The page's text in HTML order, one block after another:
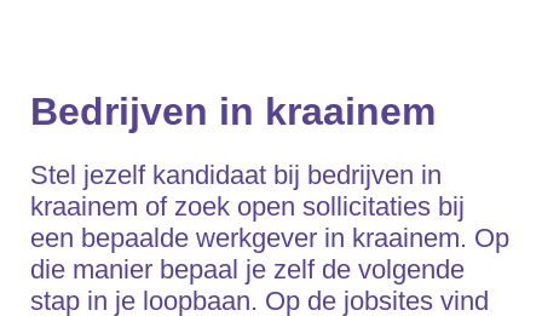
Bedrijven in kraainem
Stel jezelf kandidaat bij bedrijven in
kraainem of zoek open sollicitaties bij
een bepaalde werkgever in kraainem. Op
die manier bepaal je zelf de volgende
stap in je loopbaan. Op de jobsites vind